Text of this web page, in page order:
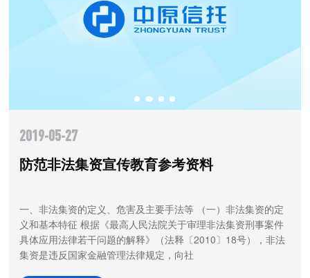
2019-05-27
防范非法集资宣传教育参考资料
一、非法集资的定义、危害及主要手法等 （一）非法集资的定
义和基本特征 根据《最高人民法院关于审理非法集资刑事案件
具体应用法律若干问题的解释》（法释〔2010〕18号），非法
集资是违反国家金融管理法律规定，向社